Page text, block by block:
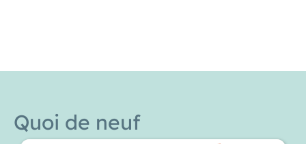
Quoi de neuf